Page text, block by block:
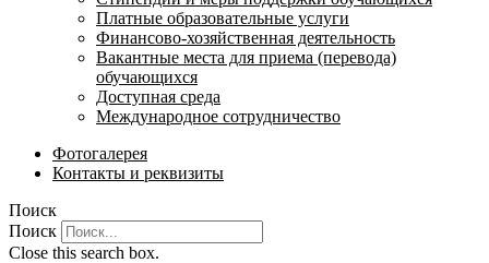
Платные образовательные услуги
Финансово-хозяйственная деятельность
Вакантные места для приема (перевода)
обучающихся
Доступная среда
Международное сотрудничество
Фотогалерея
Контакты и реквизиты
Поиск
Поиск
Close this search box.